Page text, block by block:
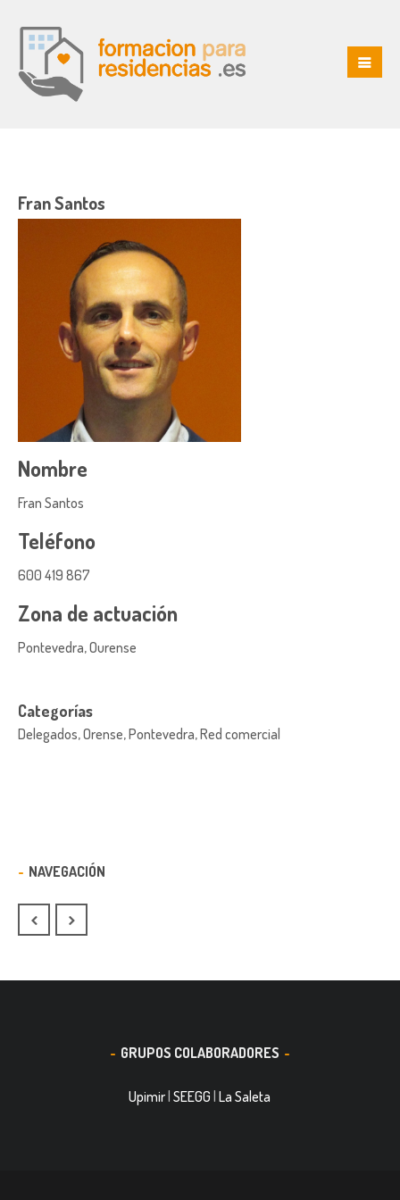
Fran Santos
Nombre
Fran Santos
Teléfono
600 419 867
Zona de actuación
Pontevedra, Ourense
Categorías
Delegados, Orense, Pontevedra, Red comercial
NAVEGACIÓN
GRUPOS COLABORADORES
Upimir|SEEGG |La Saleta